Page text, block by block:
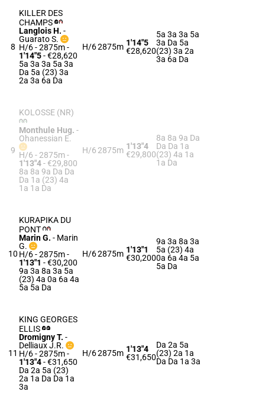
8
KILLER DES
CHAMPS
Langlois H. -
Guarato S.
H/6 - 2875m-
1'14"5- €28,620
5a 3a 3a 5a 3a
Da 5a (23) 3a
2a 3a 6a Da
H/62875m 1'14"5
€28,620
5a 3a 3a 5a
3a Da 5a
(23) 3a 2a
3a 6a Da
9
KOLOSSE (NR)
Monthule Hug. -
Ohanessian E.
H/6 - 2875m-
1'13"4- €29,800
8a 8a 9a Da Da
Da 1a (23) 4a
1a 1a Da
H/6 2875m 1'13"4
€29,800
8a 8a 9a Da
Da Da 1a
(23) 4a 1a
1a Da
10
KURAPIKA DU
PONT
Marin G. - Marin
G.
H/6 - 2875m-
1'13"1 - €30,200
9a 3a 8a 3a 5a
(23) 4a 0a 6a 4a
5a 5a Da
H/62875m 1'13"1
€30,200
9a 3a 8a 3a
5a (23) 4a
0a 6a 4a 5a
5a Da
11
KING GEORGES
ELLIS
Dromigny T. -
Delliaux J.R.
H/6 - 2875m-
1'13"4- €31,650
Da 2a 5a (23)
2a 1a Da Da 1a
3a
H/62875m 1'13"4
€31,650
Da 2a 5a
(23) 2a 1a
Da Da 1a 3a